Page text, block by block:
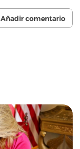
Añadir comentario